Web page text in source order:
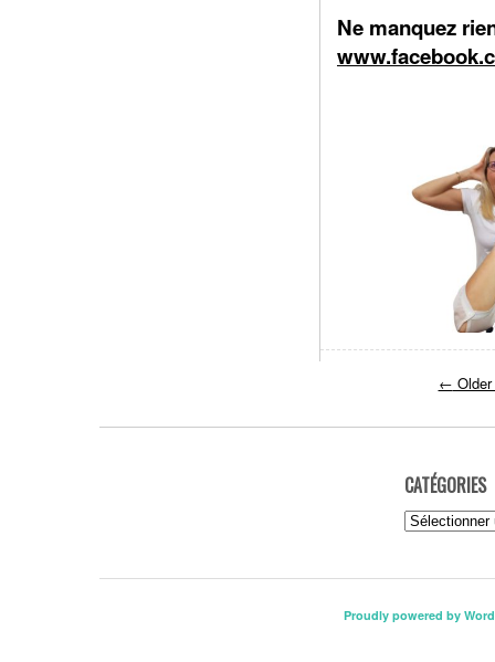
Ne manquez
←
CATÉGORIES
Catégories
Proudly powered by